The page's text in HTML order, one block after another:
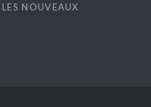
NOUVEAUX